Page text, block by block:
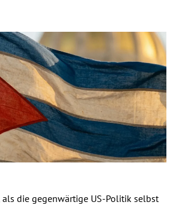
die gegenwärtige US-Politik selbst